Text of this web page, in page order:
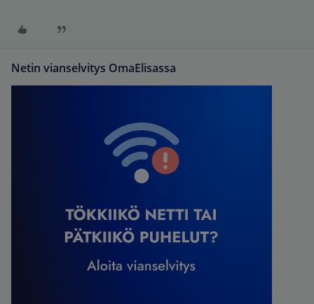
Netin vianselvitys OmaElisassa